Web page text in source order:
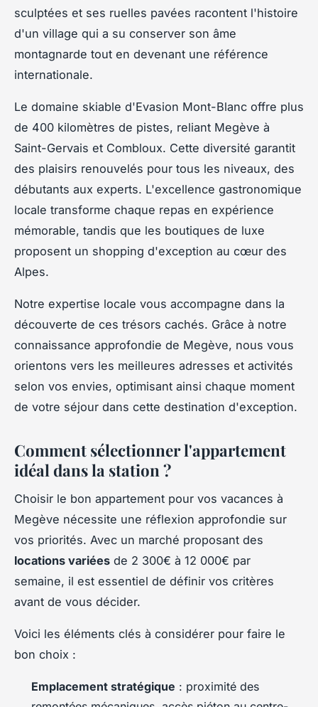
sculptées et ses ruelles pavées racontent l'histoire
d'un village qui a su conserver son âme
montagnarde tout en devenant une référence
internationale.
Le domaine skiable d'Evasion Mont-Blanc offre plus
de 400 kilomètres de pistes, reliant Megève à
Saint-Gervais et Combloux. Cette diversité garantit
des plaisirs renouvelés pour tous les niveaux, des
débutants aux experts. L'excellence gastronomique
locale transforme chaque repas en expérience
mémorable, tandis que les boutiques de luxe
proposent un shopping d'exception au cœur des
Alpes.
Notre expertise locale vous accompagne dans la
découverte de ces trésors cachés. Grâce à notre
connaissance approfondie de Megève, nous vous
orientons vers les meilleures adresses et activités
selon vos envies, optimisant ainsi chaque moment
de votre séjour dans cette destination d'exception.
Comment sélectionner l'appartement
idéal dans la station ?
Choisir le bon appartement pour vos vacances à
Megève nécessite une réflexion approfondie sur
vos priorités. Avec un marché proposant des
locations variées de 2 300€ à 12 000€ par
semaine, il est essentiel de définir vos critères
avant de vous décider.
Voici les éléments clés à considérer pour faire le
bon choix :
Emplacement stratégique : proximité des